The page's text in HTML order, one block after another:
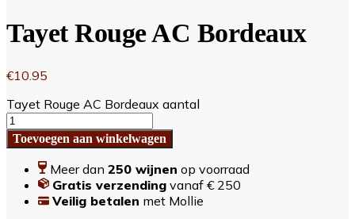
Tayet Rouge AC Bordeaux
€10.95
Tayet Rouge AC Bordeaux aantal
Toevoegen aan winkelwagen
Meer dan 250 wijnen op voorraad
Gratis verzending vanaf € 250
Veilig betalen met Mollie